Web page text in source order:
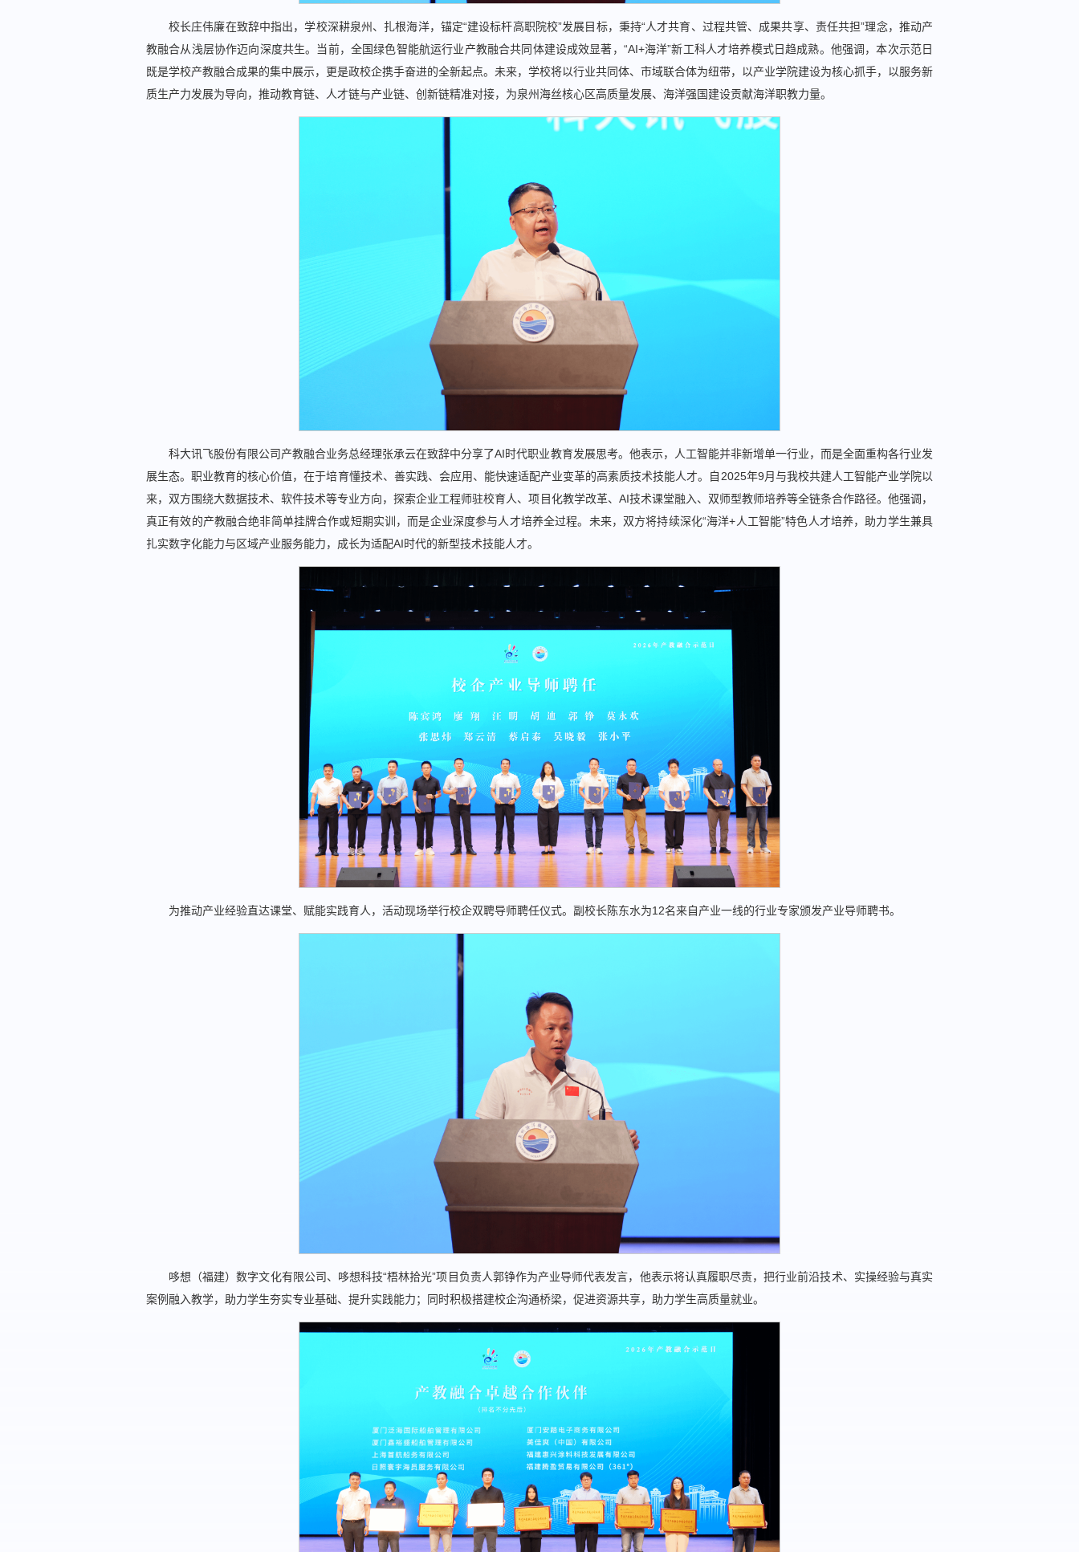
校长庄伟廉在致辞中指出，学校深耕泉州、扎根海洋，锚定“建设标杆高职院校”发展目标，秉持“人才共育、过程共管、成果共享、责任共担”理念，推动产
教融合从浅层协作迈向深度共生。当前，全国绿色智能航运行业产教融合共同体建设成效显著，“AI+海洋”新工科人才培养模式日趋成熟。他强调，本次示范日
既是学校产教融合成果的集中展示，更是政校企携手奋进的全新起点。未来，学校将以行业共同体、市域联合体为纽带，以产业学院建设为核心抓手，以服务新
质生产力发展为导向，推动教育链、人才链与产业链、创新链精准对接，为泉州海丝核心区高质量发展、海洋强国建设贡献海洋职教力量。
科大讯飞股份有限公司产教融合业务总经理张承云在致辞中分享了AI时代职业教育发展思考。他表示，人工智能并非新增单一行业，而是全面重构各行业发
展生态。职业教育的核心价值，在于培育懂技术、善实践、会应用、能快速适配产业变革的高素质技术技能人才。自2025年9月与我校共建人工智能产业学院以
来，双方围绕大数据技术、软件技术等专业方向，探索企业工程师驻校育人、项目化教学改革、AI技术课堂融入、双师型教师培养等全链条合作路径。他强调，
真正有效的产教融合绝非简单挂牌合作或短期实训，而是企业深度参与人才培养全过程。未来，双方将持续深化“海洋+人工智能”特色人才培养，助力学生兼具
扎实数字化能力与区域产业服务能力，成长为适配AI时代的新型技术技能人才。
为推动产业经验直达课堂、赋能实践育人，活动现场举行校企双聘导师聘任仪式。副校长陈东水为12名来自产业一线的行业专家颁发产业导师聘书。
哆想（福建）数字文化有限公司、哆想科技“梧林拾光”项目负责人郭铮作为产业导师代表发言，他表示将认真履职尽责，把行业前沿技术、实操经验与真实
案例融入教学，助力学生夯实专业基础、提升实践能力；同时积极搭建校企沟通桥梁，促进资源共享，助力学生高质量就业。